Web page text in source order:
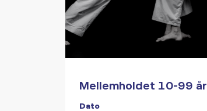
Mellemholdet 10-99 år
Dato